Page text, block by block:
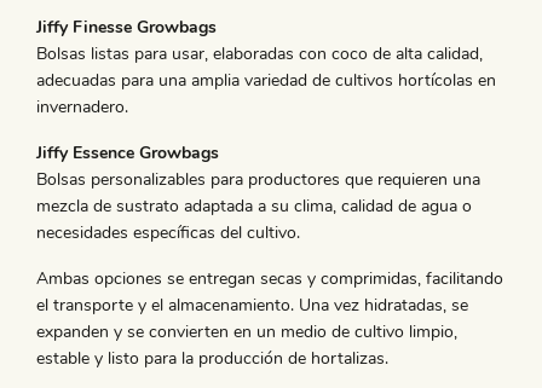
Jiffy Finesse Growbags
Bolsas listas para usar, elaboradas con coco de alta calidad,
adecuadas para una amplia variedad de cultivos hortícolas en
invernadero.
Jiffy Essence Growbags
Bolsas personalizables para productores que requieren una
mezcla de sustrato adaptada a su clima, calidad de agua o
necesidades específicas del cultivo.
Ambas opciones se entregan secas y comprimidas, facilitando
el transporte y el almacenamiento. Una vez hidratadas, se
expanden y se convierten en un medio de cultivo limpio,
estable y listo para la producción de hortalizas.